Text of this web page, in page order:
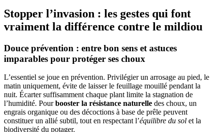
Stopper l’invasion : les gestes qui font
vraiment la différence contre le mildiou
Douce prévention : entre bon sens et astuces
imparables pour protéger ses choux
L’essentiel se joue en prévention. Privilégier un arrosage au pied, le
matin uniquement, évite de laisser le feuillage mouillé pendant la
nuit. Écarter suffisamment chaque plant limite la stagnation de
l’humidité. Pourbooster la résistance naturelle des choux, un
engrais organique ou des décoctions à base de prêle peuvent
constituer un allié subtil, tout en respectant l’équilibre du sol et la
biodiversité du potager.